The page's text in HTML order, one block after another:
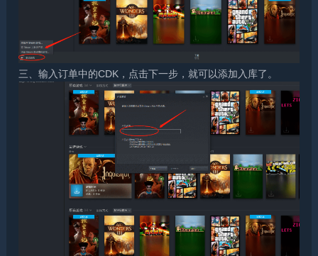
三、输入订单中的CDK，点击下一步，就可以添加入库了。